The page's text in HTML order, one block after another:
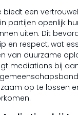
biedt een
partijen openlijk
uiten. Dit
en respect, wat
van duurzame
mediations bij
op te lossen